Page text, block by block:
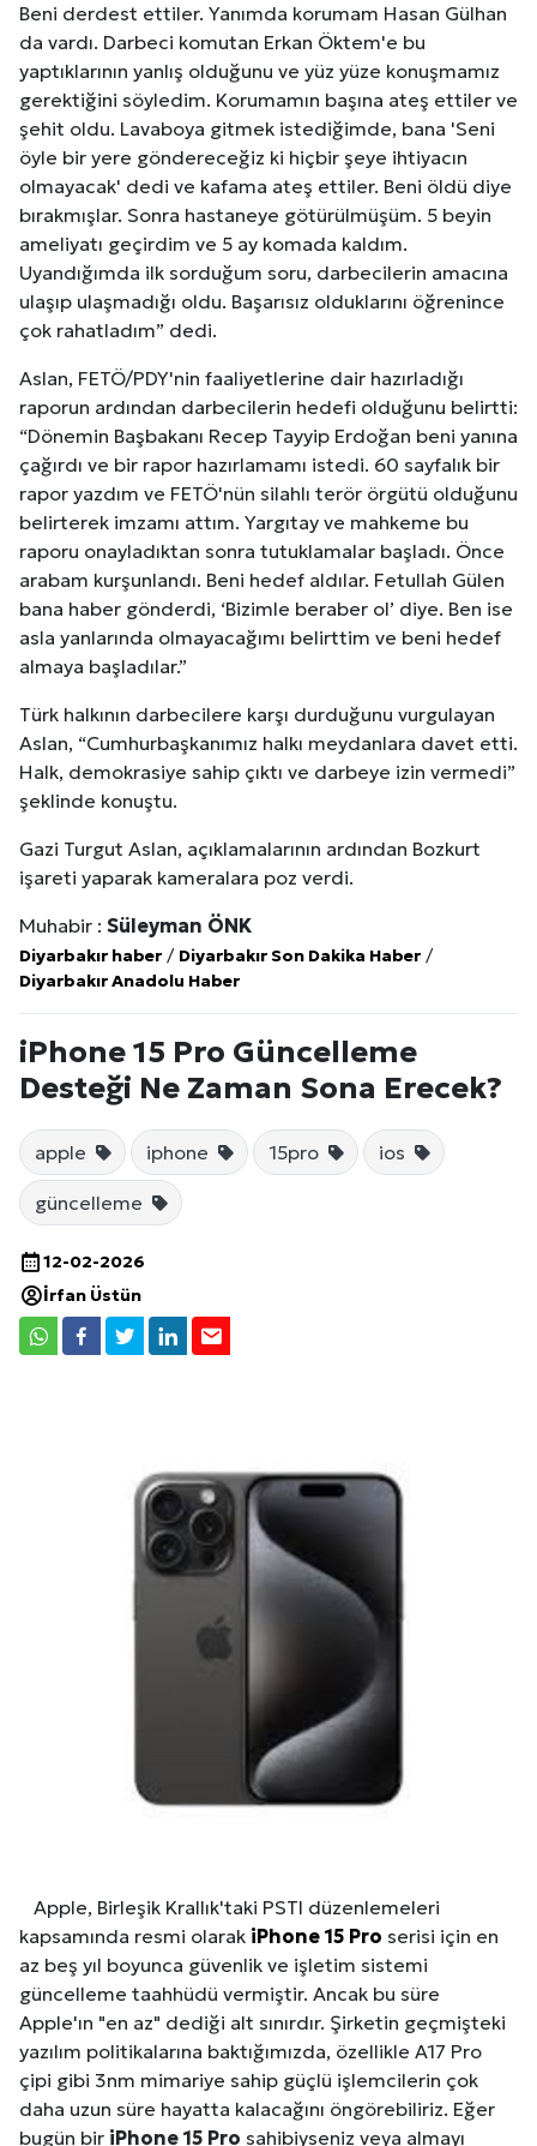
Beni derdest ettiler. Yanımda korumam Hasan Gülhan
da vardı. Darbeci komutan Erkan Öktem'e bu
yaptıklarının yanlış olduğunu ve yüz yüze konuşmamız
gerektiğini söyledim. Korumamın başına ateş ettiler ve
şehit oldu. Lavaboya gitmek istediğimde, bana 'Seni
öyle bir yere göndereceğiz ki hiçbir şeye ihtiyacın
olmayacak' dedi ve kafama ateş ettiler. Beni öldü diye
bırakmışlar. Sonra hastaneye götürülmüşüm. 5 beyin
ameliyatı geçirdim ve 5 ay komada kaldım.
Uyandığımda ilk sorduğum soru, darbecilerin amacına
ulaşıp ulaşmadığı oldu. Başarısız olduklarını öğrenince
çok rahatladım” dedi.
Aslan, FETÖ/PDY'nin faaliyetlerine dair hazırladığı
raporun ardından darbecilerin hedefi olduğunu belirtti:
“Dönemin Başbakanı Recep Tayyip Erdoğan beni yanına
çağırdı ve bir rapor hazırlamamı istedi. 60 sayfalık bir
rapor yazdım ve FETÖ'nün silahlı terör örgütü olduğunu
belirterek imzamı attım. Yargıtay ve mahkeme bu
raporu onayladıktan sonra tutuklamalar başladı. Önce
arabam kurşunlandı. Beni hedef aldılar. Fetullah Gülen
bana haber gönderdi, ‘Bizimle beraber ol’ diye. Ben ise
asla yanlarında olmayacağımı belirttim ve beni hedef
almaya başladılar.”
Türk halkının darbecilere karşı durduğunu vurgulayan
Aslan, “Cumhurbaşkanımız halkı meydanlara davet etti.
Halk, demokrasiye sahip çıktı ve darbeye izin vermedi”
şeklinde konuştu.
Gazi Turgut Aslan, açıklamalarının ardından Bozkurt
işareti yaparak kameralara poz verdi.
Muhabir : Süleyman ÖNK
Diyarbakır haber / Diyarbakır Son Dakika Haber /
Diyarbakır Anadolu Haber
iPhone 15 Pro Güncelleme
Desteği Ne Zaman Sona Erecek?
apple iphone 15pro ios
güncelleme
12-02-2026
İrfan Üstün
Apple, Birleşik Krallık'taki PSTI düzenlemeleri
kapsamında resmi olarak iPhone 15 Pro serisi için en
az beş yıl boyunca güvenlik ve işletim sistemi
güncelleme taahhüdü vermiştir. Ancak bu süre
Apple'ın "en az" dediği alt sınırdır. Şirketin geçmişteki
yazılım politikalarına baktığımızda, özellikle A17 Pro
çipi gibi 3nm mimariye sahip güçlü işlemcilerin çok
daha uzun süre hayatta kalacağını öngörebiliriz. Eğer
bugün bir iPhone 15 Pro sahibiyseniz veya almayı